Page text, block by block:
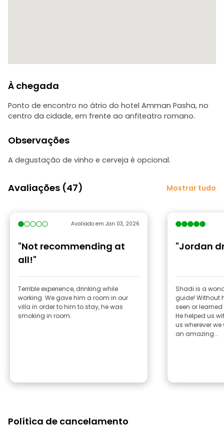
À chegada
Ponto de encontro no átrio do hotel Amman Pasha, no
centro da cidade, em frente ao anfiteatro romano.
Observações
A degustação de vinho e cerveja é opcional.
Avaliações (47) Mostrar tudo
Avaliado em Jan 03, 2026
"Not recommending at
all!"
Terrible experience, drinking while
working. We gave him a room in our
villa in order to him to stay, he was
smoking in room.
"Jordan
Shadi is a
guide! Without
seen or
He helped us
us wherever
an amazing...
Política de cancelamento